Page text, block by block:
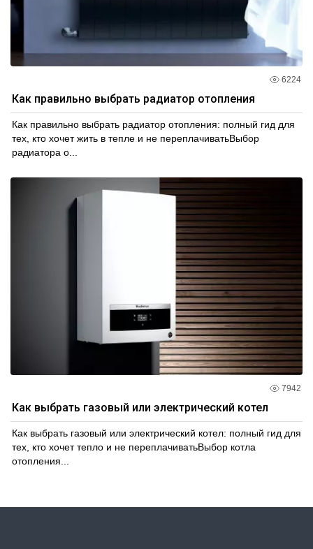
6224
Как правильно выбрать радиатор отопления
Как правильно выбрать радиатор отопления: полный гид для
тех, кто хочет жить в тепле и не переплачиватьВыбор
радиатора о...
7942
Как выбрать газовый или электрический котел
Как выбрать газовый или электрический котел: полный гид для
тех, кто хочет тепло и не переплачиватьВыбор котла
отопления...